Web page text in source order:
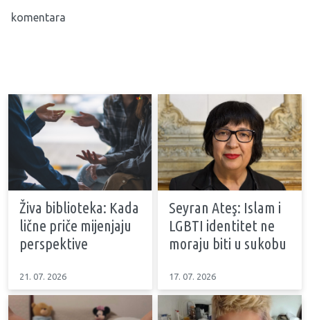
komentara
Živa biblioteka: Kada
lične priče mijenjaju
perspektive
21. 07. 2026
Seyran Ateş: Islam i
LGBTI identitet ne
moraju biti u sukobu
17. 07. 2026